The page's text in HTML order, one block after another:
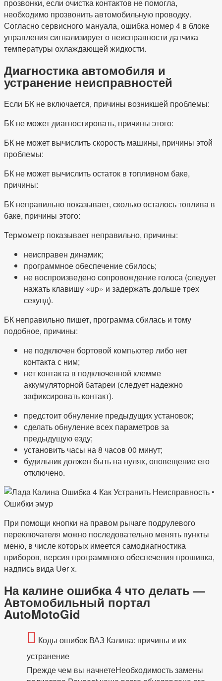
прозвонки, если очистка контактов не помогла,
необходимо прозвонить автомобильную проводку.
Согласно сервисного мануала, ошибка номер 4 в блоке
управления сигнализирует о неисправности датчика
температуры охлаждающей жидкости.
Диагностика автомобиля и
устранение неисправностей
Если БК не включается, причины возникшей проблемы:
БК не может диагностировать, причины этого:
БК не может вычислить скорость машины, причины этой
проблемы:
БК не может вычислить остаток в топливном баке,
причины:
БК неправильно показывает, сколько осталось топлива в
баке, причины этого:
Термометр показывает неправильно, причины:
неисправен динамик;
программное обеспечение сбилось;
не воспроизведено сопровождение голоса (следует
нажать клавишу «up» и задержать дольше трех
секунд).
БК неправильно пишет, программа сбилась и тому
подобное, причины:
не подключен бортовой компьютер либо нет
контакта с ним;
нет контакта в подключенной клемме
аккумуляторной батареи (следует надежно
зафиксировать контакт).
предстоит обнуление предыдущих установок;
сделать обнуление всех параметров за
предыдущую езду;
установить часы на 8 часов 00 минут;
будильник должен быть на нулях, оповещение его
отключено.
При помощи кнопки на правом рычаге подрулевого
переключателя можно последовательно менять пункты
меню, в числе которых имеется самодиагностика
приборов, версия программного обеспечения прошивка,
надпись вида Uer x.
На калине ошибка 4 что делать —
Автомобильный портал
AutoMotoGid
Коды ошибок ВАЗ Калина: причины и их
устранение
Прежде чем вы начнетеНеобходимость замены